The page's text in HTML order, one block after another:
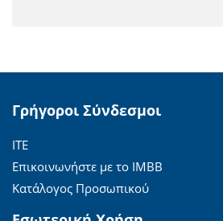
Γρήγοροι Σύνδεσμοι
ΙΤΕ
Επικοινωνήστε με το ΙΜΒΒ
Κατάλογος Προσωπικού